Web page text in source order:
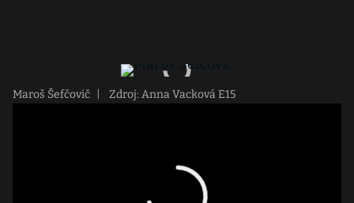
Maroš Šefčovič Zdroj: Anna Vacková E15